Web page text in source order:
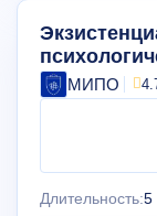
МИПО
Длительность:5